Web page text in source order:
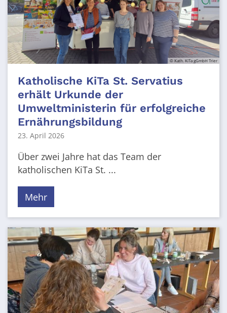
© Kath. KiTa gGmbH Trier
Katholische KiTa St. Servatius
erhält Urkunde der
Umweltministerin für erfolgreiche
Ernährungsbildung
23. April 2026
Über zwei Jahre hat das Team der
katholischen KiTa St. ...
Mehr